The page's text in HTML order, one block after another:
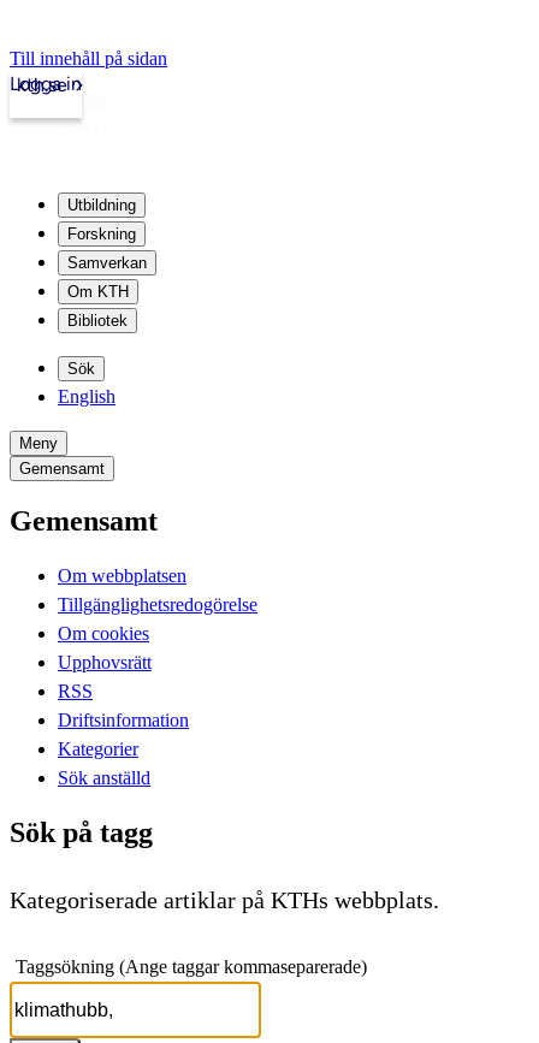
Till innehåll på sidan
kth.se
Logga in
Utbildning
Forskning
Samverkan
Om KTH
Bibliotek
Sök
English
Meny
Gemensamt
Gemensamt
Om webbplatsen
Tillgänglighetsredogörelse
Om cookies
Upphovsrätt
RSS
Driftsinformation
Kategorier
Sök anställd
Sök på tagg
Kategoriserade artiklar på KTHs webbplats.
Taggsökning (Ange taggar kommaseparerade)